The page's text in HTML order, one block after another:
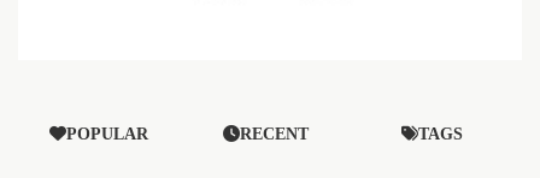
POPULAR RECENT TAGS